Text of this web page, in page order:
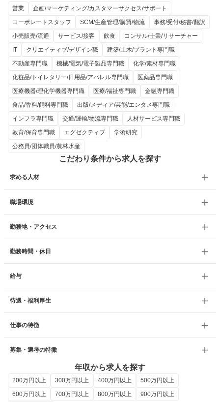
営業
企画/マーケティング/カスタマーサクセス/サポート
コーポレートスタッフ
SCM/生産管理/購買/物流
事務/受付/秘書/翻訳
小売販売/流通
サービス/接客 飲食
コンサル/士業/リサーチャー
IT
クリエイティブ/デザイン職
建築/土木/プラント専門職
不動産専門職
機械/電気/電子製品専門職
化学/素材専門職
化粧品/トイレタリー/日用品/アパレル専門職
医薬品専門職
医療機器/理化学機器専門職
医療/福祉専門職
金融専門職
食品/香料/飼料専門職
出版/メディア/芸能/エンタメ専門職
インフラ専門職
交通/運輸/物流専門職
人材サービス専門職
教育/保育専門職
エグゼクティブ
学術研究
公務員/団体職員/農林水産
こだわり条件から求人を探す
求める人材
職場環境
勤務地・アクセス
勤務時間・休日
給与
待遇・福利厚生
仕事の特徴
募集・選考の特徴
年収から求人を探す
200万円以上 300万円以上 400万円以上
500万円以上
600万円以上
700万円以上 800万円以上 900万円以上